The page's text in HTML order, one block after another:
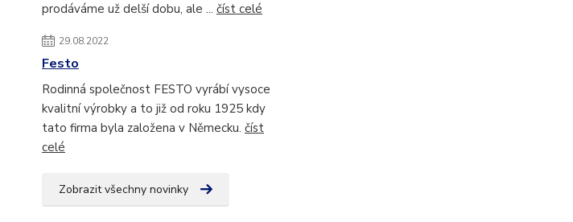
prodáváme už delší dobu, ale ... číst celé
29.08.2022
Festo
Rodinná společnost FESTO vyrábí vysoce
kvalitní výrobky a to již od roku 1925 kdy
tato firma byla založena v Německu. číst
celé
Zobrazit všechny novinky